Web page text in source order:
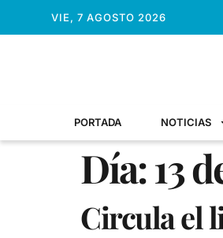
VIE, 7 AGOSTO 2026
PORTADA NOTICIAS
Día:13
Circula el